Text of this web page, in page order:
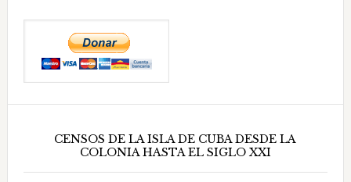
CENSOS DE LA ISLA DE CUBA DESDE LA
COLONIA HASTA EL SIGLO XXI